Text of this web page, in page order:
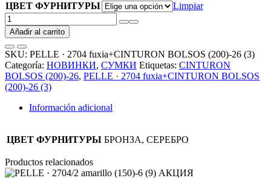
ЦВЕТ ФУРНИТУРЫ
Limpiar
PELLE
·
2704
fuxia+CINTURON
BOLSOS
(200)-26
(3)
АКЦИЯ
cantidad
Añadir al carrito
SKU: PELLE · 2704 fuxia+CINTURON BOLSOS (200)-26 (3)
Categoría: НОВИНКИ, СУМКИ Etiquetas: CINTURON
BOLSOS (200)-26, PELLE · 2704 fuxia+CINTURON BOLSOS
(200)-26 (3)
Información adicional
ЦВЕТ ФУРНИТУРЫ БРОНЗА, СЕРЕБРО
Productos relacionados